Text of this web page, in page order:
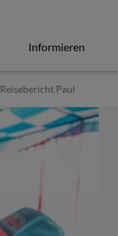
Informieren
Reisebericht Paul